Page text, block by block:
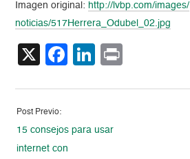
Imagen original: http://lvbp.com/images/
noticias/517Herrera_Odubel_02.jpg
X Facebook
LinkedIn
Post Previo:
15 consejos para usar
internet con